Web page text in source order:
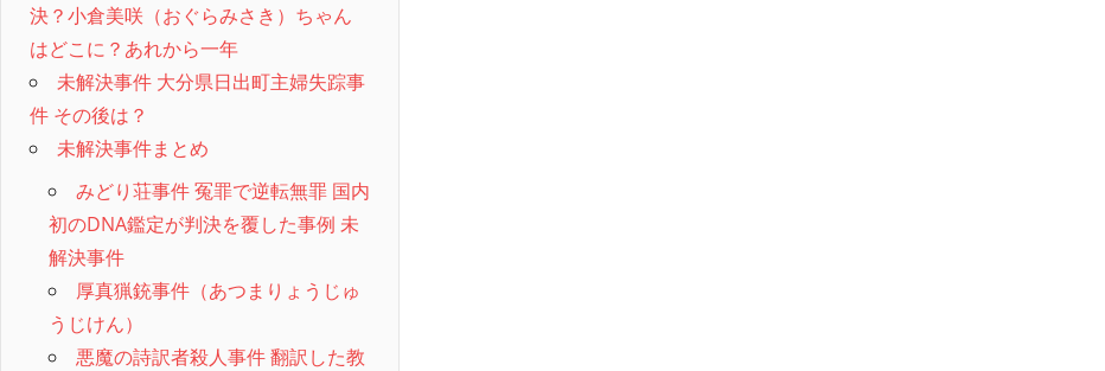
決？小倉美咲（おぐらみさき）ちゃん
はどこに？あれから一年
未解決事件 大分県日出町主婦失踪事
件 その後は？
未解決事件まとめ
みどり荘事件 冤罪で逆転無罪 国内
初のDNA鑑定が判決を覆した事例 未
解決事件
厚真猟銃事件（あつまりょうじゅ
うじけん）
悪魔の詩訳者殺人事件 翻訳した教